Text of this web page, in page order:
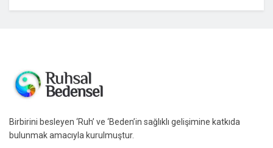
Birbirini besleyen ‘Ruh’ ve ‘Beden’in sağlıklı gelişimine katkıda
bulunmak amacıyla kurulmuştur.